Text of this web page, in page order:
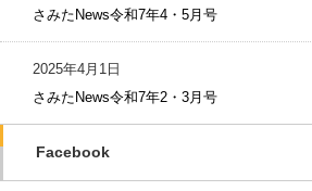
さみたNews令和7年4・5月号
2025年4月1日
さみたNews令和7年2・3月号
Facebook